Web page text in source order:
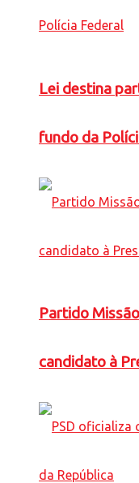
Lei destina
fundo da
Partido
candidato à